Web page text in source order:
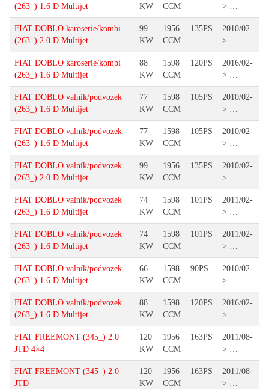
(263_) 1.6 D Multijet
KW
CCM
> …
FIAT DOBLO karoserie/kombi
(263_) 2.0 D Multijet
99
KW
1956
CCM
135PS
2010/02-
> …
FIAT DOBLO karoserie/kombi
(263_) 1.6 D Multijet
88
KW
1598
CCM
120PS
2016/02-
> …
FIAT DOBLO valník/podvozek
(263_) 1.6 D Multijet
77
KW
1598
CCM
105PS
2010/02-
> …
FIAT DOBLO valník/podvozek
(263_) 1.6 D Multijet
77
KW
1598
CCM
105PS
2010/02-
> …
FIAT DOBLO valník/podvozek
(263_) 2.0 D Multijet
99
KW
1956
CCM
135PS
2010/02-
> …
FIAT DOBLO valník/podvozek
(263_) 1.6 D Multijet
74
KW
1598
CCM
101PS
2011/02-
> …
FIAT DOBLO valník/podvozek
(263_) 1.6 D Multijet
74
KW
1598
CCM
101PS
2011/02-
> …
FIAT DOBLO valník/podvozek
(263_) 1.6 D Multijet
66
KW
1598
CCM
90PS
2010/02-
> …
FIAT DOBLO valník/podvozek
(263_) 1.6 D Multijet
88
KW
1598
CCM
120PS
2016/02-
> …
FIAT FREEMONT (345_) 2.0
JTD 4×4
120
KW
1956
CCM
163PS
2011/08-
> …
FIAT FREEMONT (345_) 2.0
JTD
120
KW
1956
CCM
163PS
2011/08-
> …